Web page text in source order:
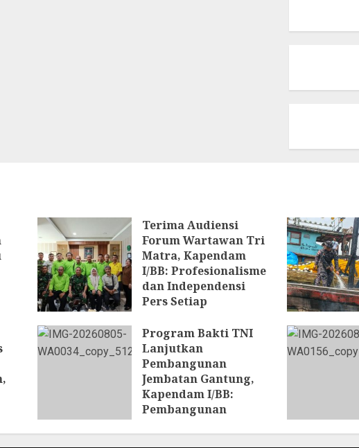
Terima Audiensi
Forum Wartawan Tri
Matra, Kapendam
I/BB: Profesionalisme
dan Independensi
Pers Setiap
6 AGUSTUS 2026
Program Bakti TNI
Lanjutkan
Pembangunan
Jembatan Gantung,
Kapendam I/BB:
Pembangunan